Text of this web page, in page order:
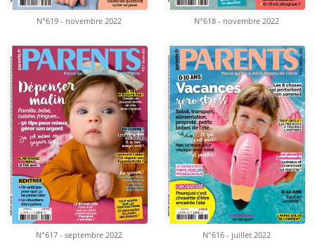
N°619 - novembre 2022 N°618 - novembre 2022
N°617 - septembre 2022 N°616 - juillet 2022